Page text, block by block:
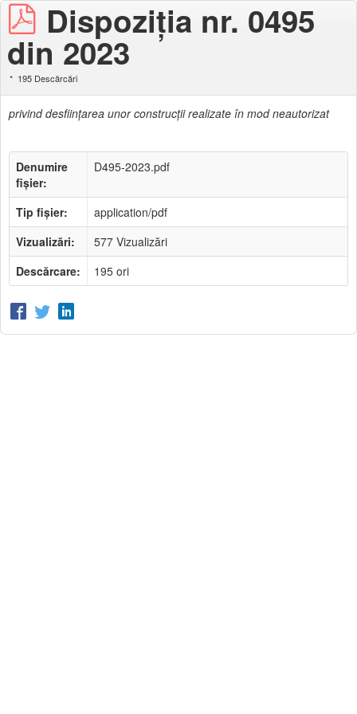
Dispoziţia nr. 0495
din 2023
195 Descărcări
privind desfiinţarea unor construcţii realizate în mod neautorizat
Denumire
fișier:
D495-2023.pdf
Tip fișier:
application/pdf
Vizualizări:
577 Vizualizări
Descărcare:
195 ori